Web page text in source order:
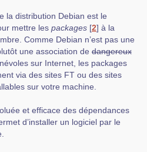
la distribution Debian est le
mettre les packages [2] à la
Comme Debian n’est pas une
une association de dangereux
sur Internet, les packages
via des sites FT ou des sites
sur votre machine.
et efficace des dépendances
d’installer un logiciel par le